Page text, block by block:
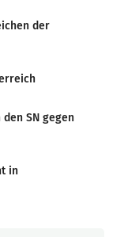
der
SN gegen
in